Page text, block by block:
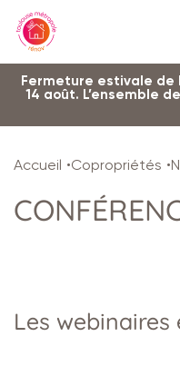
Gestion de vos
Aller
au
contenu
Aller
à
la
Fermeture estivale de
14 août. L’ensemble
Accueil Copropriétés
Les